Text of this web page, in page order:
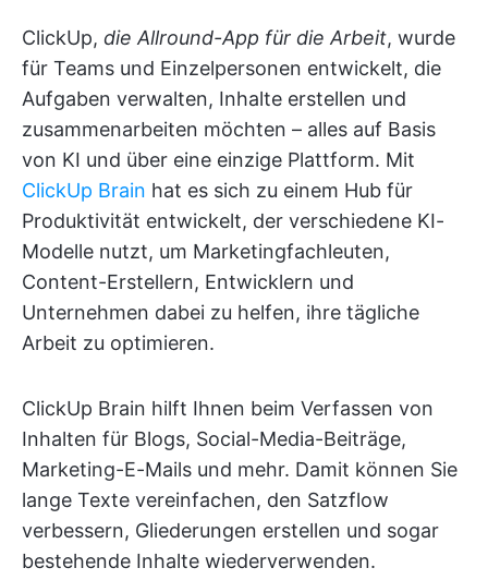
ClickUp, die Allround-App für die Arbeit, wurde
für Teams und Einzelpersonen entwickelt, die
Aufgaben verwalten, Inhalte erstellen und
zusammenarbeiten möchten – alles auf Basis
von KI und über eine einzige Plattform. Mit
ClickUp Brain hat es sich zu einem Hub für
Produktivität entwickelt, der verschiedene KI-
Modelle nutzt, um Marketingfachleuten,
Content-Erstellern, Entwicklern und
Unternehmen dabei zu helfen, ihre tägliche
Arbeit zu optimieren.
ClickUp Brain hilft Ihnen beim Verfassen von
Inhalten für Blogs, Social-Media-Beiträge,
Marketing-E-Mails und mehr. Damit können Sie
lange Texte vereinfachen, den Satzflow
verbessern, Gliederungen erstellen und sogar
bestehende Inhalte wiederverwenden.